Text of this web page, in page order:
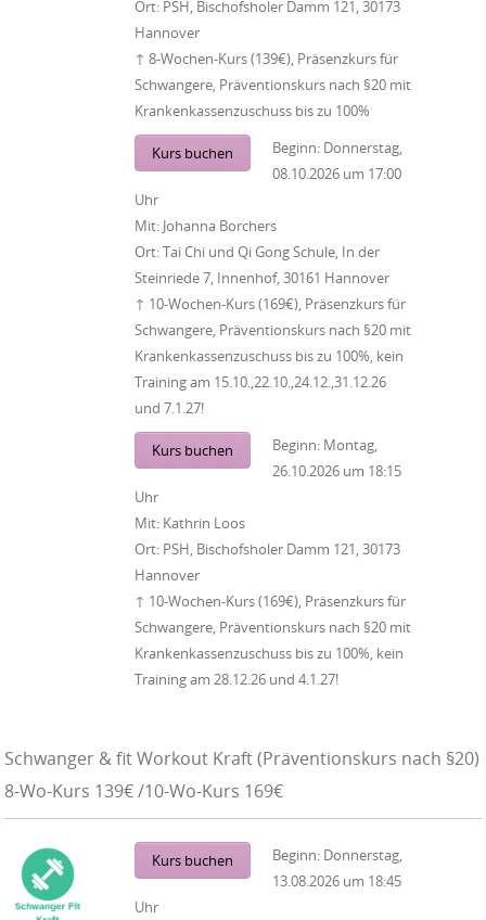
Ort: PSH, Bischofsholer Damm 121, 30173
Hannover
↑ 8-Wochen-Kurs (139€), Präsenzkurs für
Schwangere, Präventionskurs nach §20 mit
Krankenkassenzuschuss bis zu 100%
Kurs buchen Beginn: Donnerstag,
08.10.2026 um 17:00
Uhr
Mit: Johanna Borchers
Ort:Tai Chi und Qi Gong Schule, In der
Steinriede 7, Innenhof, 30161 Hannover
↑ 10-Wochen-Kurs (169€), Präsenzkurs für
Schwangere, Präventionskurs nach §20 mit
Krankenkassenzuschuss bis zu 100%, kein
Training am 15.10.,22.10.,24.12.,31.12.26
und 7.1.27!
Kurs buchen Beginn: Montag,
26.10.2026 um 18:15
Uhr
Mit: Kathrin Loos
Ort: PSH, Bischofsholer Damm 121, 30173
Hannover
↑ 10-Wochen-Kurs (169€), Präsenzkurs für
Schwangere, Präventionskurs nach §20 mit
Krankenkassenzuschuss bis zu 100%, kein
Training am 28.12.26 und 4.1.27!
Schwanger & fit Workout Kraft (Präventionskurs nach §20)
8-Wo-Kurs 139€ /10-Wo-Kurs 169€
Kurs buchen Beginn: Donnerstag,
13.08.2026 um 18:45
Uhr